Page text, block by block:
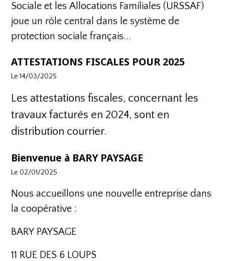
Sociale et les Allocations Familiales (URSSAF)
joue un rôle central dans le système de
protection sociale français...
ATTESTATIONS FISCALES POUR 2025
Le 14/03/2025
Les attestations fiscales, concernant les
travaux facturés en 2024, sont en
distribution courrier.
Bienvenue à BARY PAYSAGE
Le 02/01/2025
Nous accueillons une nouvelle entreprise dans
la coopérative :
BARY PAYSAGE
11 RUE DES 6 LOUPS